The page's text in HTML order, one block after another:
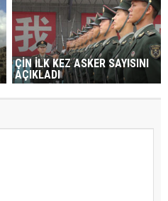
ÇİN İLK KEZ ASKER SAYISINI
AÇIKLADI